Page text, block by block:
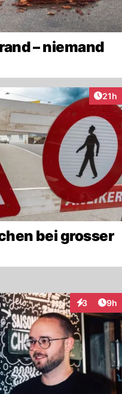
– niemand
21h
bei grosser
3 9h